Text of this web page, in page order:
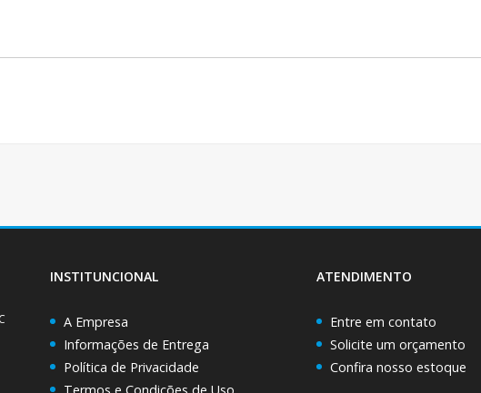
INSTITUNCIONAL
A Empresa
Informações de Entrega
Política de Privacidade
ATENDIMENTO
Entre em contato
Solicite um orçamento
Confira nosso estoque